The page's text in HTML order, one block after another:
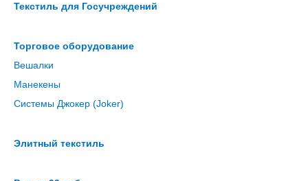
Текстиль для Госучреждений
Торговое оборудование
Вешалки
Манекены
Системы Джокер (Joker)
Элитный текстиль